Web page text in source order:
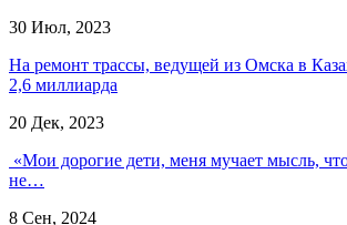
30 Июл, 2023
На ремонт трассы, ведущей из Омска в
2,6 миллиарда
20 Дек, 2023
«Мои дорогие дети, меня мучает мысль,
не…
8 Сен, 2024